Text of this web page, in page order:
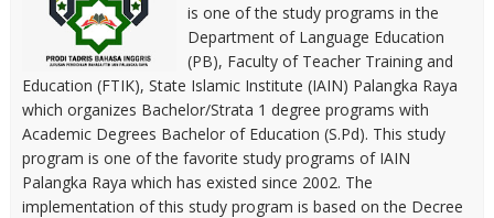
is one of the study programs in the
Department of Language Education
(PB), Faculty of Teacher Training and
Education (FTIK), State Islamic Institute (IAIN) Palangka Raya
which organizes Bachelor/Strata 1 degree programs with
Academic Degrees Bachelor of Education (S.Pd). This study
program is one of the favorite study programs of IAIN
Palangka Raya which has existed since 2002. The
implementation of this study program is based on the Decree